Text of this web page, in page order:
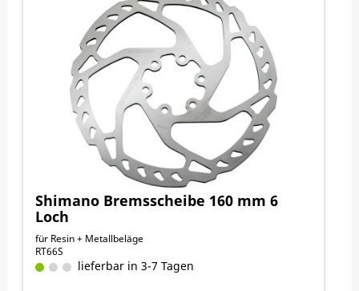
Shimano Bremsscheibe 160 mm 6
Loch
für Resin + Metallbeläge
RT66S
lieferbar in 3-7 Tagen